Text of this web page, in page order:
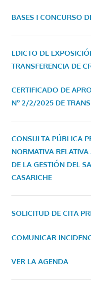
BASES I CONCURSO
EDICTO DE
TRANSFERENCIA DE
CERTIFICADO DE
Nº 2/2/2025 DE
CONSULTA PÚBLICA
NORMATIVA
DE LA GESTIÓN DEL
CASARICHE
SOLICITUD DE CITA
COMUNICAR
VER LA AGENDA